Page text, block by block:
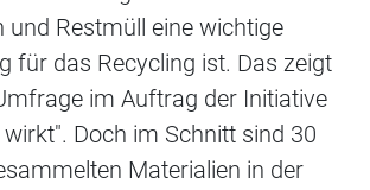
und Restmüll eine wichtige
für das Recycling ist. Das zeigt
im Auftrag der Initiative
Doch im Schnitt sind 30
Materialien in der